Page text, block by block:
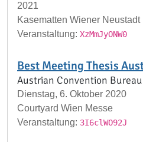
2021
Kasematten Wiener Neustadt
Veranstaltung: XzMmJyONW0
Best Meeting Thesis
Austrian Convention Bureau
Dienstag, 6. Oktober 2020
Courtyard Wien Messe
Veranstaltung: 3I6clWO92J